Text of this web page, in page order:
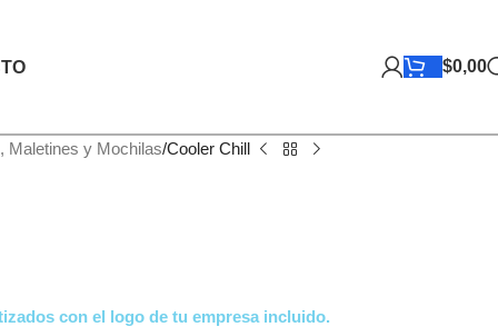
$0,00
Maletines y Mochilas Cooler Chill
con el logo de tu empresa incluido.